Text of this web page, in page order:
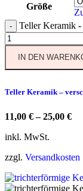
Größe
- Teller Keramik -
IN DEN
Teller Keramik –
11,00 €–25,00 €
inkl. MwSt.
zzgl. Versandkosten